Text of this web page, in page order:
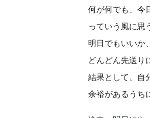
何が何でも、今
っていう風に思
明日でもいいか
どんどん先送り
結果として、自
余裕があるうち